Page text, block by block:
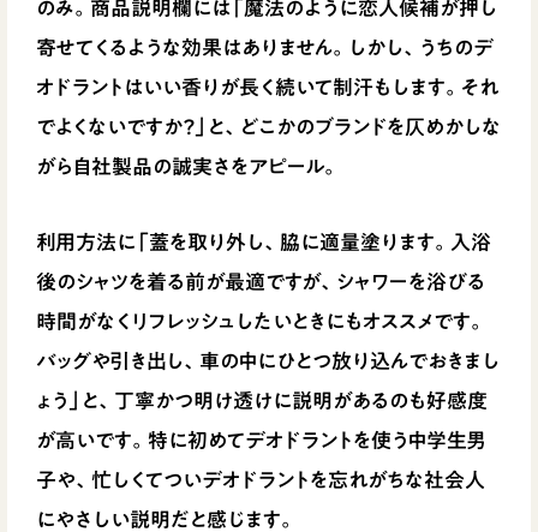
のみ。商品説明欄には「魔法のように恋人候補が押し
寄せてくるような効果はありません。しかし、うちのデ
オドラントはいい香りが長く続いて制汗もします。それ
でよくないですか？」と、どこかのブランドを仄めかしな
がら自社製品の誠実さをアピール。
利用方法に「蓋を取り外し、脇に適量塗ります。入浴
後のシャツを着る前が最適ですが、シャワーを浴びる
時間がなくリフレッシュしたいときにもオススメです。
バッグや引き出し、車の中にひとつ放り込んでおきまし
ょう」と、丁寧かつ明け透けに説明があるのも好感度
が高いです。特に初めてデオドラントを使う中学生男
子や、忙しくてついデオドラントを忘れがちな社会人
にやさしい説明だと感じます。